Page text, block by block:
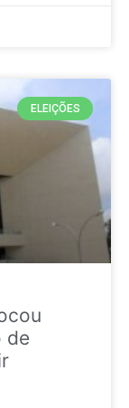
ELEIÇÕES
de